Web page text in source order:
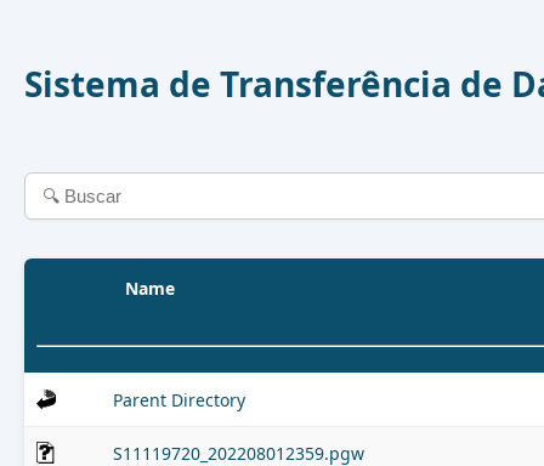
Sistema de Transferência de
Name
Parent Directory
S11119720_202208012359.pgw